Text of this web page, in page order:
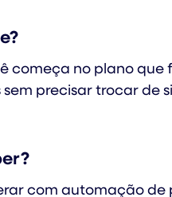
começa no plano que
precisar trocar de
com automação de